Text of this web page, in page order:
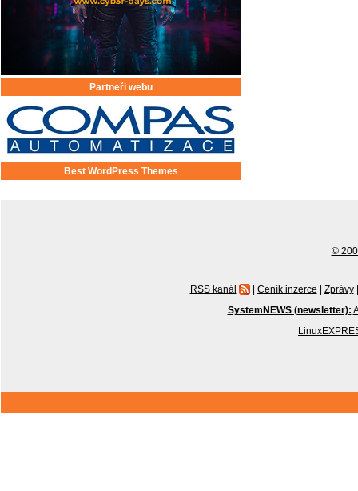
Partneři webu
Best WordPress Themes
©
RSS kanál | Ceník inzerce | Zprávy |
SystemNEWS (newsletter):